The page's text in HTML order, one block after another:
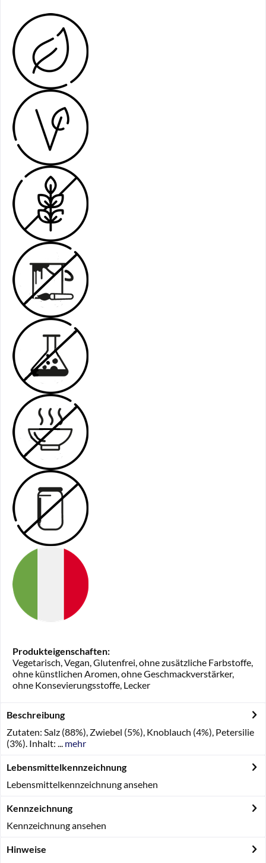
Produkteigenschaften:
Vegetarisch, Vegan, Glutenfrei, ohne zusätzliche Farbstoffe,
ohne künstlichen Aromen, ohne Geschmackverstärker,
ohne Konsevierungsstoffe, Lecker
Beschreibung
Zutaten: Salz (88%), Zwiebel (5%), Knoblauch (4%), Petersilie
(3%). Inhalt: ... mehr
Lebensmittelkennzeichnung
Lebensmittelkennzeichnung ansehen
Kennzeichnung
Kennzeichnung ansehen
Hinweise